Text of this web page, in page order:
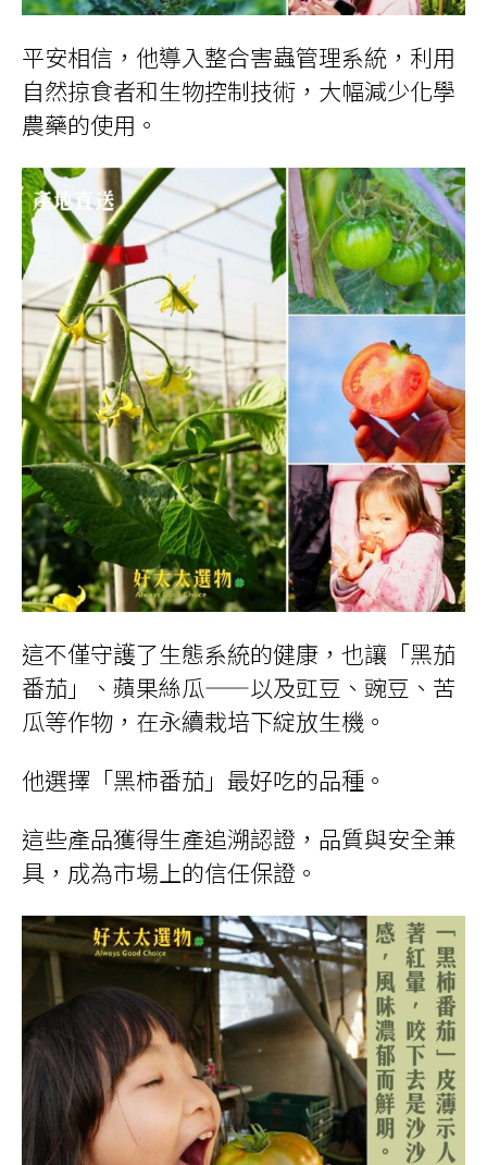
平安相信，他導入整合害蟲管理系統，利用
自然掠食者和生物控制技術，大幅減少化學
農藥的使用。
這不僅守護了生態系統的健康，也讓「黑茄
番茄」、蘋果絲瓜——以及豇豆、豌豆、苦
瓜等作物，在永續栽培下綻放生機。
他選擇「黑柿番茄」最好吃的品種。
這些產品獲得生產追溯認證，品質與安全兼
具，成為市場上的信任保證。